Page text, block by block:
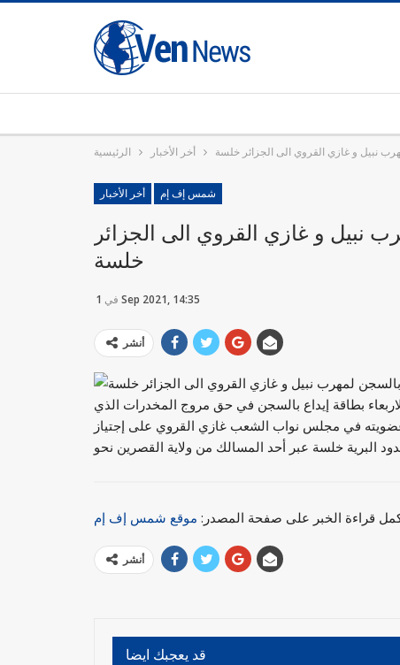
الرئيسية أخر الأخبار نبيل و غازي القروي الى الجزائر خلسة
أخر الأخبار شمس إف إم
نبيل و غازي القروي الى الجزائر
خلسة
في 1 Sep 2021, 14:35
أنشر
بطاقة إيداع بالسجن في حق مروج المخدرات الذي
في مجلس نواب الشعب غازي القروي على إجتياز
قراءة الخبر على صفحة المصدر: موقع شمس إف إم
أنشر
قد يعجبك ايضا